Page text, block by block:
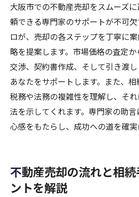
大阪市での不動産売却をスムーズ
頼できる専門家のサポートが不可
ロが、売却の各ステップを丁寧に
略を提案します。市場価格の査定
交渉、契約書作成、そして引き渡
あなたをサポートします。また、相
税務や法務の複雑性を理解し、そ
法を示してくれます。専門家の助
心感をもたらし、成功への道を確実
不動産売却の流れと相続手続きのポイ
ントを解説